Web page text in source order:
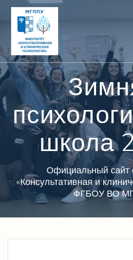
школа
Официальный сайт
«Консультативная и
ФГБОУ ВО